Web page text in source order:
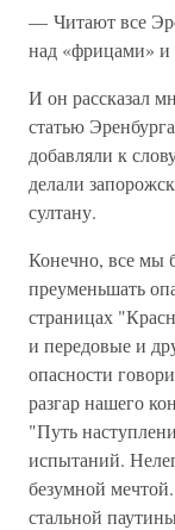
— Читают все
над «фрицами» и
И он рассказал
статью
добавляли к
делали
султану.
Конечно, все мы
преуменьшать
страницах
и передовые и
опасности
разгар нашего
"Путь
испытаний.
безумной
стальной